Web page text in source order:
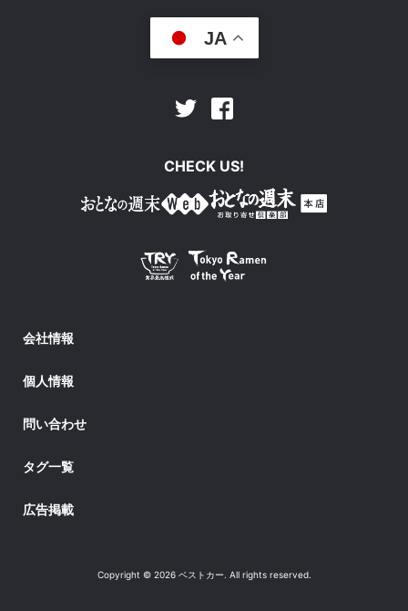
JA
Twitter
CHECK US!
会社情報
個人情報
問い合わせ
タグ一覧
広告掲載
Copyright © 2026 ベストカー. All rights reserved.